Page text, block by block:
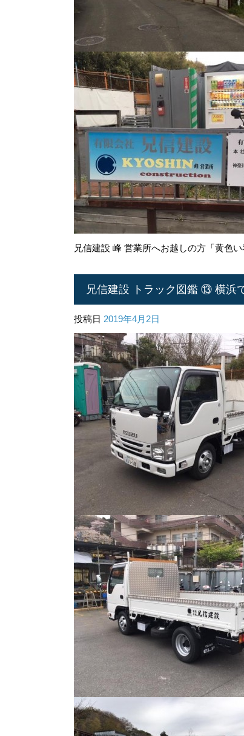
兄信建設 峰 営業所へお越しの方「黄色
兄信建設 トラック図鑑 ⑬ 横浜
投稿日 2019年4月2日